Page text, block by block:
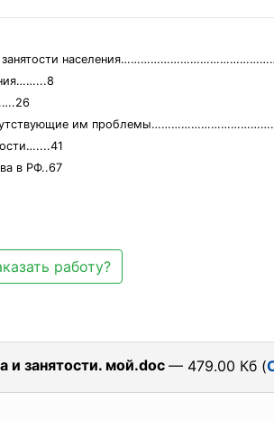
и занятости
сопутствующие им
в РФ..67
работу?
и занятости. мой.doc — 479.00 Кб (